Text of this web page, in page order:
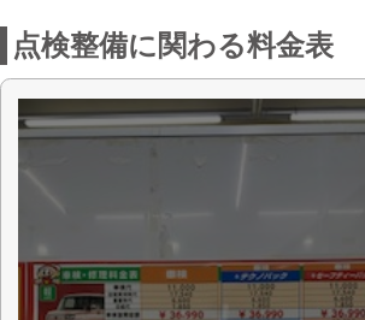
☆コバック栃木店では、整備と保証付の
安心車検を用意しています。しかも経済
的！